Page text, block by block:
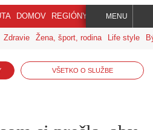
DOMOV REGIÓNY INDEX SVET
MENU
Zdravie Žena, šport, rodina Life style
VŠETKO O SLUŽBE